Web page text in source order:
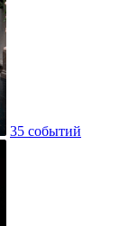
35 событий